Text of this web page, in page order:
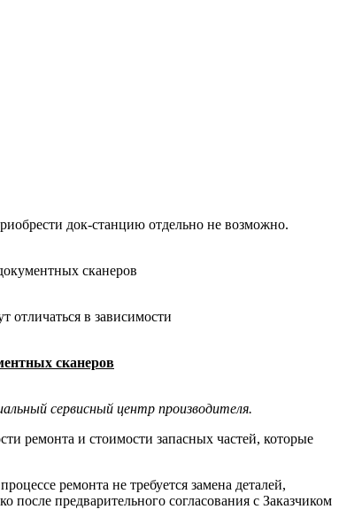
док-станцию отдельно не возможно.
сканеров
отличаться в зависимости
сканеров
сервисный центр производителя.
ремонта и стоимости запасных частей, которые
ремонта не требуется замена деталей,
после предварительного согласования с Заказчиком